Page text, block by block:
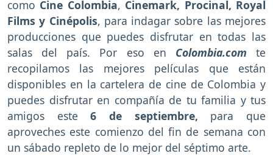
como Cine Colombia, Cinemark, Procinal, Royal
Films y Cinépolis, para indagar sobre las mejores
producciones que puedes disfrutar en todas las
salas del país. Por eso en Colombia.comte
recopilamos las mejores películas que están
disponibles en la cartelera de cine de Colombia y
puedes disfrutar en compañía de tu familia y tus
amigos
este6 de septiembre, para que
aproveches este comienzo del fin de semana con
un sábado repleto de lo mejor del séptimo arte.